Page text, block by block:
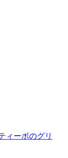
ィーボのグリ